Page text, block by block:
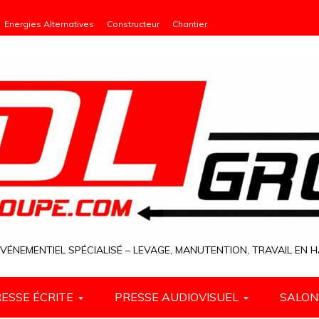
Energies Alternatives Constructeur Chantier
SPÉCIALISÉ – LEVAGE, MANUTENTION, TRAVAIL EN
ÉCRITE PRESSE AUDIOVISUEL